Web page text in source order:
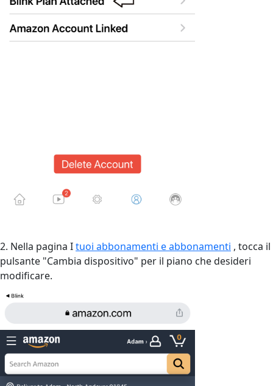
2. Nella pagina Ituoi abbonamenti e abbonamenti , tocca il
pulsante "Cambia dispositivo" per il piano che desideri
modificare.